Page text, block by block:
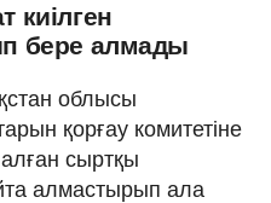
киілген
бере алмады
облысы
қорғау комитетіне
алған сыртқы
алмастырып ала